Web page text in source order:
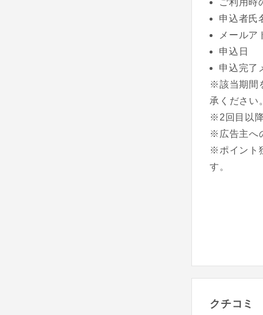
ご利用時
申込者氏
メールア
申込日
申込完了
※該当期間
承ください
※2回目以
※広告主へ
※ポイント
す。
クチコミ